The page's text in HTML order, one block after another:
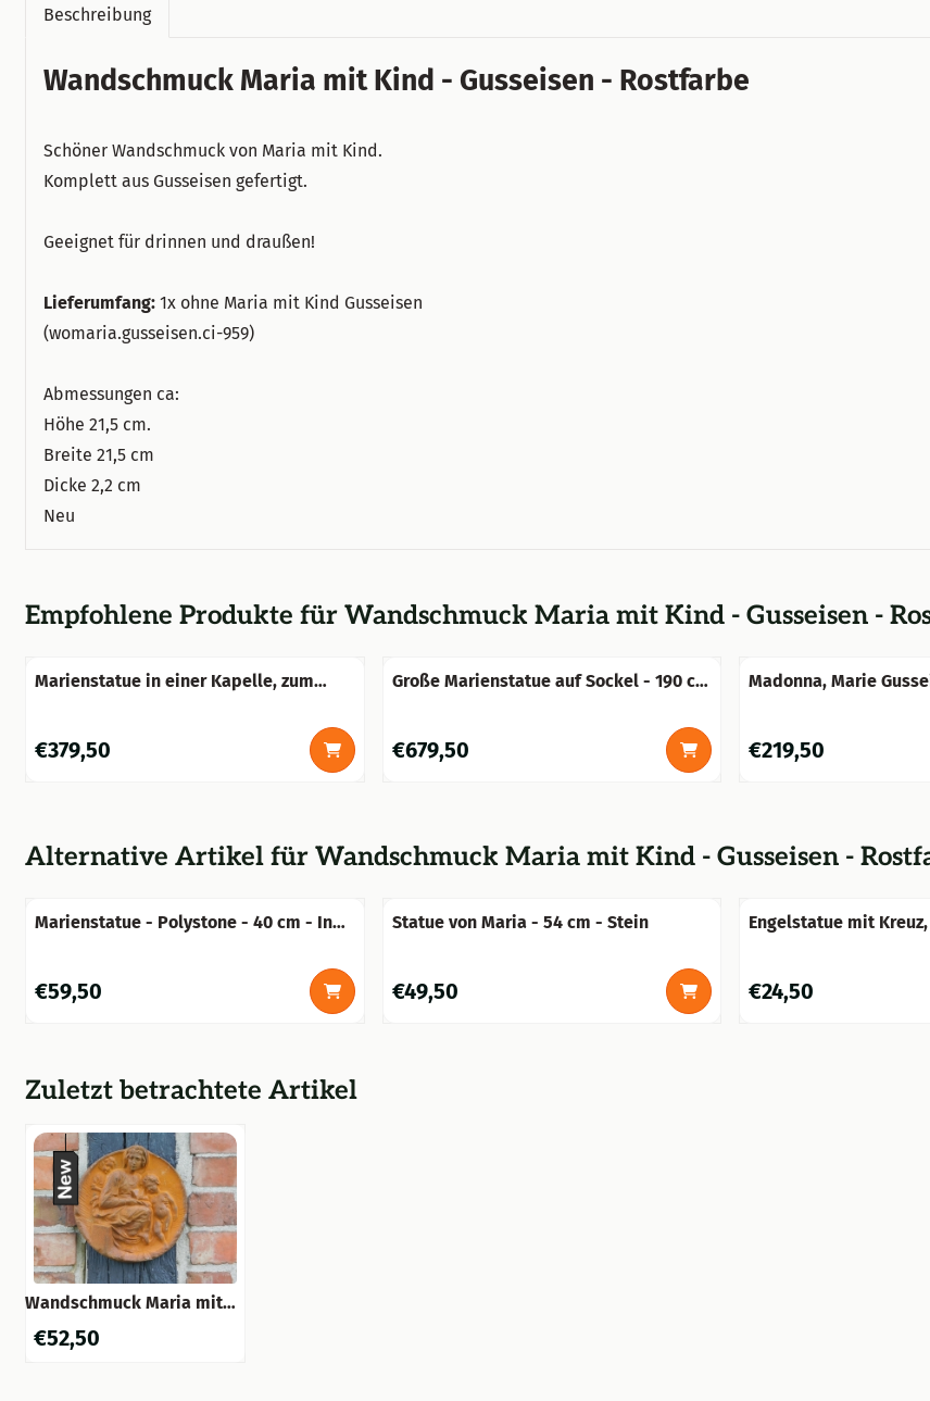
Beschreibung
Wandschmuck Maria mit Kind - Gusseisen - Rostfarbe
Schöner Wandschmuck von Maria mit Kind.
Komplett aus Gusseisen gefertigt.
Geeignet für drinnen und draußen!
Lieferumfang: 1x ohne Maria mit Kind Gusseisen
(womaria.gusseisen.ci-959)
Abmessungen ca:
Höhe 21,5 cm.
Breite 21,5 cm
Dicke 2,2 cm
Neu
Empfohlene Produkte fürWandschmuck Maria mit Kind - Gusseisen -
Marienstatue in einer Kapelle, zum
Preis: 379,50
€379,50
Große Marienstatue auf Sockel - 190 cm
Preis: 679,50
€679,50
Madonna, Marie
Preis: 219,50
€219,50
Alternative Artikel fürWandschmuck Maria mit Kind - Gusseisen -
Marienstatue - Polystone - 40 cm - In
Preis: 59,50
€59,50
Statue von Maria - 54 cm - Stein
Preis: 49,50
€49,50
Engelstatue mit
Preis: 24,50
€24,50
Zuletzt betrachtete Artikel
Wandschmuck Maria mit
Rostfarbe
€52,50